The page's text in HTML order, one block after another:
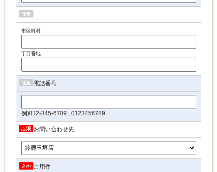
市区町村
丁目番地
電話番号
例)012-345-6789 , 0123456789
お問い合わせ先
ご用件